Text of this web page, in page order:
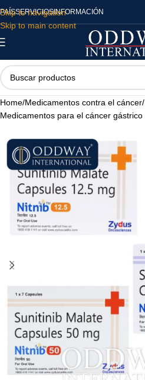
Skip to navigation
Skip to main content
PAÍSSERVICIOSINFORMACIÓN
Home/Medicamentos contra el cáncer/
Medicamentos para el cáncer gástrico